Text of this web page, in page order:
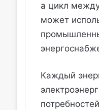
а цикл
может
Каждый